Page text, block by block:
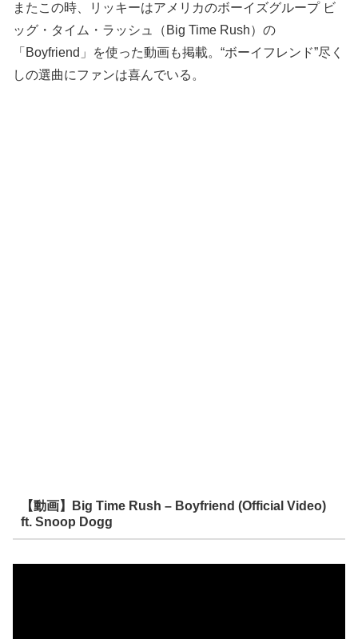
またこの時、リッキーはアメリカのボーイズグループ ビ
ッグ・タイム・ラッシュ（Big Time Rush）の
「Boyfriend」を使った動画も掲載。“ボーイフレンド”尽く
しの選曲にファンは喜んでいる。
【動画】Big Time Rush – Boyfriend (Official Video)
ft. Snoop Dogg